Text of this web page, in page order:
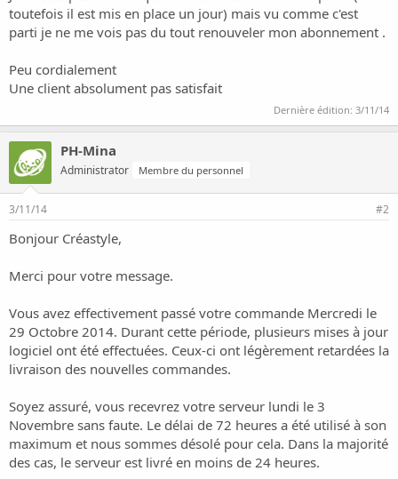
toutefois il est mis en place un jour) mais vu comme c'est
parti je ne me vois pas du tout renouveler mon abonnement .
Peu cordialement
Une client absolument pas satisfait
Dernière édition: 3/11/14
PH-Mina
Administrator Membre du personnel
3/11/14 #2
Bonjour Créastyle,
Merci pour votre message.
Vous avez effectivement passé votre commande Mercredi le
29 Octobre 2014. Durant cette période, plusieurs mises à jour
logiciel ont été effectuées. Ceux-ci ont légèrement retardées la
livraison des nouvelles commandes.
Soyez assuré, vous recevrez votre serveur lundi le 3
Novembre sans faute. Le délai de 72 heures a été utilisé à son
maximum et nous sommes désolé pour cela. Dans la majorité
des cas, le serveur est livré en moins de 24 heures.